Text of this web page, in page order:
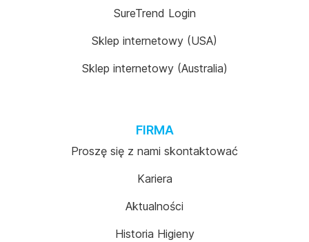
SureTrend Login
Sklep internetowy (USA)
Sklep internetowy (Australia)
FIRMA
Proszę się z nami skontaktować
Kariera
Aktualności
Historia Higieny